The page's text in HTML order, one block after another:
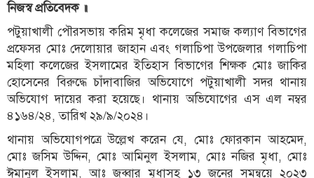
নিজস্ব প্রতিবেদক ॥
পটুয়াখালী পৌরসভায় করিম মৃধা কলেজের সমাজ কল্যাণ বিভাগের
প্রফেসর মোঃ দেলোয়ার জাহান এবং গলাচিপা উপজেলার গলাচিপা
মহিলা কলেজের ইসলামের ইতিহাস বিভাগের শিক্ষক মোঃ জাকির
হোসেনের বিরুদ্ধে চাঁদাবাজির অভিযোগে পটুয়াখালী সদর থানায়
অভিযোগ দায়ের করা হয়েছে। থানায় অভিযোগের এস এল নম্বর
৪১৬৪/২৪, তারিখ ২৯/৯/২০২৪।
থানায় অভিযোগপত্রে উল্লেখ করেন যে, মোঃ ফোরকান আহমেদ,
মোঃ জসিম উদ্দিন, মোঃ আমিনুল ইসলাম, মোঃ নজির মৃধা, মোঃ
ঈমানুল ইসলাম, আঃ জব্বার মৃধাসহ ১৩ জনের সমন্বয়ে ২০২৩